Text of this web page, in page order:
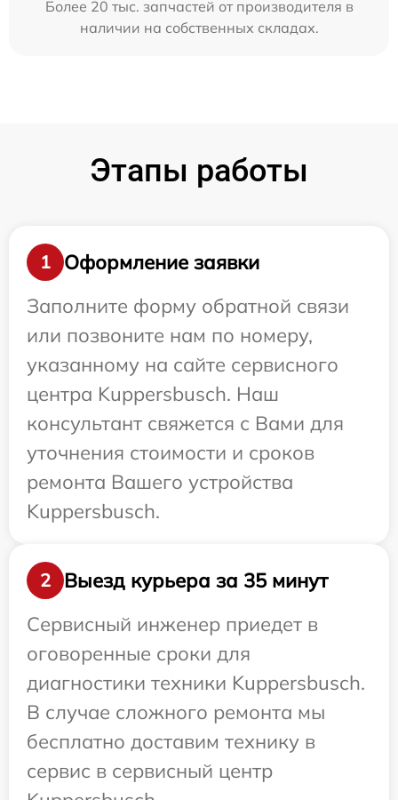
Более 20 тыс. запчастей от производителя в
наличии на собственных складах.
Этапы работы
1
Оформление заявки
Заполните форму обратной связи
или позвоните нам по номеру,
указанному на сайте сервисного
центра Kuppersbusch. Наш
консультант свяжется с Вами для
уточнения стоимости и сроков
ремонта Вашего устройства
Kuppersbusch.
2
Выезд курьера за 35 минут
Сервисный инженер приедет в
оговоренные сроки для
диагностики техники Kuppersbusch.
В случае сложного ремонта мы
бесплатно доставим технику в
сервис в сервисный центр